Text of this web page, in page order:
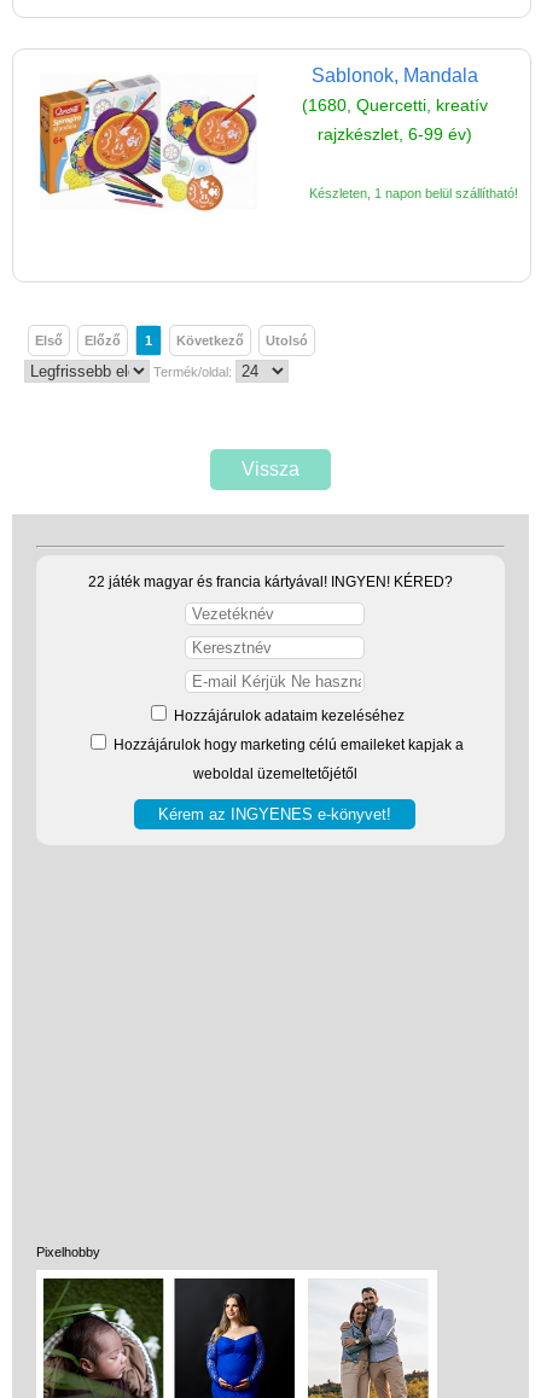
Sablonok, Mandala
(1680, Quercetti, kreatív
rajzkészlet, 6-99 év)
Készleten, 1 napon belül szállítható!
Első Előző 1 Következő Utolsó
Termék/oldal:
Vissza
22 játék magyar és francia kártyával! INGYEN! KÉRED?
Hozzájárulok adataim kezeléséhez
Hozzájárulok hogy marketing célú emaileket kapjak a
weboldal üzemeltetőjétől
Pixelhobby
5%-os törzsvásárlói
kedvezmény
Miért vásárolj nálunk?
Akiket támogatunk